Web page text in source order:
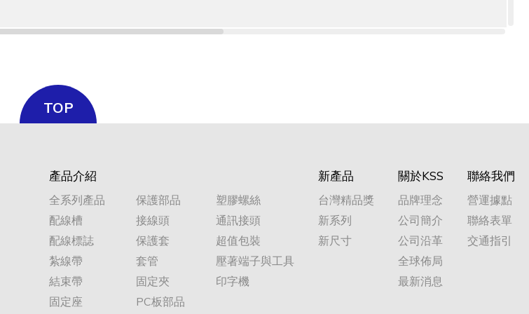
2：1 1.25
1.5 90℃以上 -55~125℃
TOP
產品介紹
全系列產品
配線槽
配線標誌
紮線帶
結束帶
固定座
保護部品
接線頭
保護套
套管
固定夾
PC板部品
塑膠螺絲
通訊接頭
超值包裝
壓著端子與工具
印字機
新產品
台灣精品獎
新系列
新尺寸
關於KSS
品牌理念
公司簡介
公司沿革
全球佈局
最新消息
聯絡我們
營運據點
聯絡表單
交通指引